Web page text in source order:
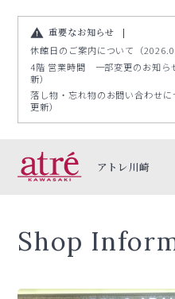
重要なお知らせ
休館日のご案内について（
4階 営業時間 一部変更のお知ら
新）
落し物・忘れ物のお問い合わせ
更新）
アトレ川崎
Shop